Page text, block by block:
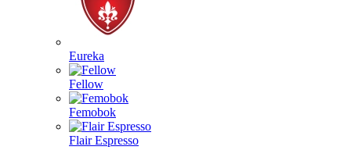
Eureka
Fellow
Femobok
Flair Espresso